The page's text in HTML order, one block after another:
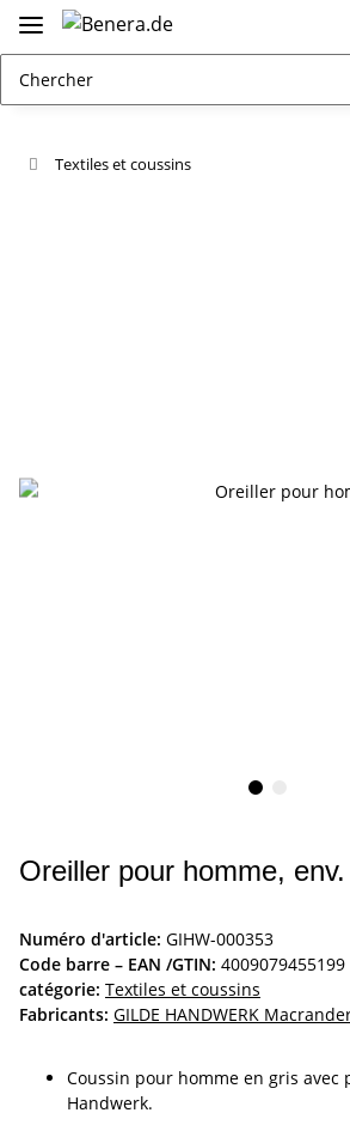
Textiles et coussins
Oreiller pour homme,
Numéro d'article: GIHW-000353
Code barre – EAN /GTIN: 4009079455199
catégorie: Textiles et coussins
Fabricants: GILDE HANDWERK
Coussin pour homme en gris avec
Handwerk.